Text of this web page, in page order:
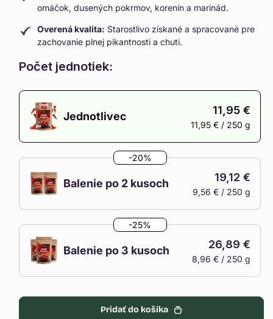
omáčok, dusených pokrmov, korenín a marinád.
Overená kvalita: Starostlivo získané a spracované pre
zachovanie plnej pikantnosti a chuti.
Počet jednotiek:
Jednotlivec
vypredaný
alebo
11,95 €
11,95 € / 250 g
Balenie po 2 kusoch
vypredaný
alebo
19,12 €
9,56 € / 250 g
-20%
Balenie po 3 kusoch
vypredaný
26,89 €
8,96 € / 250 g
-25%
Pridať do košíka